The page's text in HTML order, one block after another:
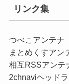
リンク集
つべこアンテナ
まとめくすアン
相互RSSアンテ
2chnaviヘッド